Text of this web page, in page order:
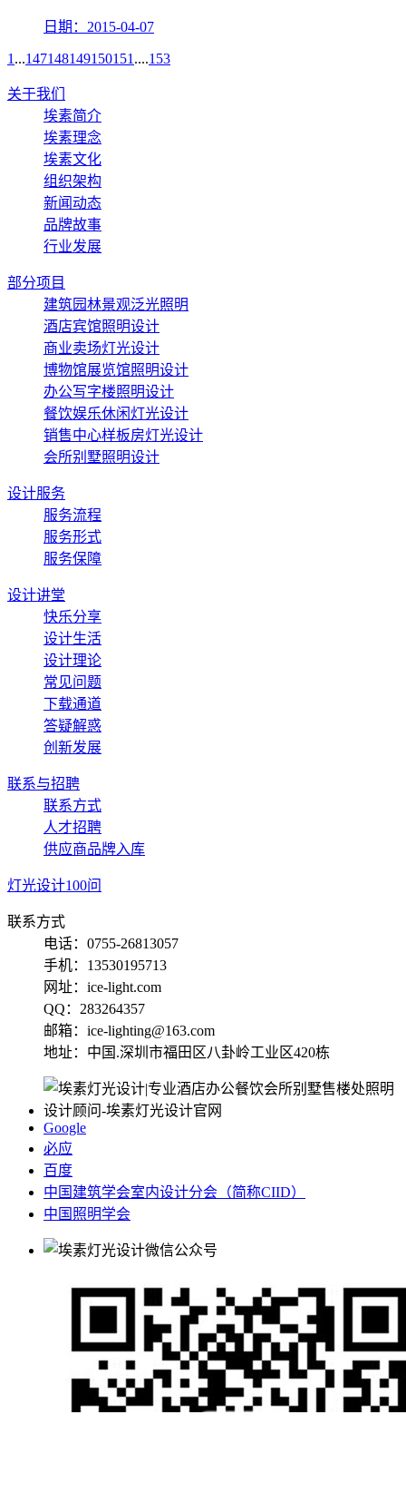
日期：2015-04-07
1...147148149150151....153
关于我们
埃素简介
埃素理念
埃素文化
组织架构
新闻动态
品牌故事
行业发展
部分项目
建筑园林景观泛光照明
酒店宾馆照明设计
商业卖场灯光设计
博物馆展览馆照明设计
办公写字楼照明设计
餐饮娱乐休闲灯光设计
销售中心样板房灯光设计
会所别墅照明设计
设计服务
服务流程
服务形式
服务保障
设计讲堂
快乐分享
设计生活
设计理论
常见问题
下载通道
答疑解惑
创新发展
联系与招聘
联系方式
人才招聘
供应商品牌入库
灯光设计100问
联系方式
电话：0755-26813057
手机：13530195713
网址：ice-light.com
QQ：283264357
邮箱：ice-lighting@163.com
地址：中国.深圳市福田区八卦岭工业区420栋
Google
必应
百度
中国建筑学会室内设计分会（简称CIID）
中国照明学会